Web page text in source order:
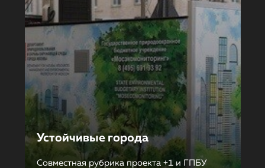
Устойчивые города
Совместная рубрика проекта +1 и ГПБУ